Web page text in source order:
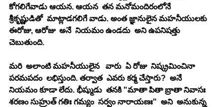
కోగలిగేవాడు ఆయన. ఆయన  తన మనోమందిరంలోనే
శ్రీకృష్ణుడితో  మాట్లాడగలిగే వాడు. అంత జ్ఞానులైన మహనీయులకు
ఈరోజు, ఆరోజు  అనే  నియమం ఉండదు  అని ఉపనిషత్తు
చెబుతుంది.
మరి  అలాంటి మహనీయులైన   వారు  ఏ రోజు  నిష్క్రమించినా
పరమపదం  లభిస్తుంది. తర్వాత  ఎవరు కర్మ చేస్తారు?  అనే
నియమం కూడా లేదు. భీష్ముడు  తనకి "మాతా పితా బ్రాతా నివాసః
శరణం సుహ్రుత్ గతిః గమ్యం  సర్వం నారాయణః"  అని  అనుకున్న